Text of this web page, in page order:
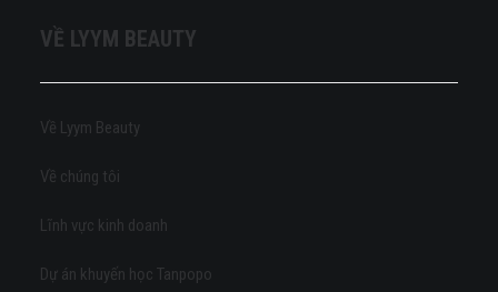
VỀ LYYM BEAUTY
Về Lyym Beauty
Về chúng tôi
Lĩnh vực kinh doanh
Dự án khuyến học Tanpopo